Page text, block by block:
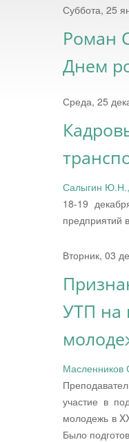
Суббота, 25
Роман
Днем
Среда, 25
Салыгин
18-19
предприятий
Вторник, 03
УТП на
участие в
молодежь в
Было